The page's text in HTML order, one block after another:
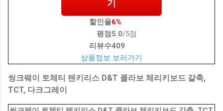
기
할인율6%
평점 5.0/5점
리뷰수409
상품정보 보러가기
씽크웨이 토체티 텐키리스 D&T 콜라보 체리키보드 갈축,
TCT, 다크그레이